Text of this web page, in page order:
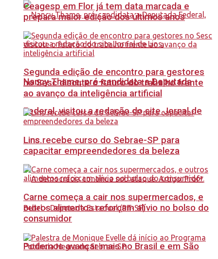
Nancy Thame, pré-candidata a Deputada
Federal, visitou a redação do site Jornal de
Lins.
Podemos avançar mais no Brasil e em São
Ceagesp em Flor já tem data marcada e
prepara maior edição dos últimos anos
Segunda edição de encontro para gestores
no Sesc discute o futuro do trabalho frente
ao avanço da inteligência artificial
Lins recebe curso do Sebrae-SP para
capacitar empreendedores da beleza
Carne começa a cair nos supermercados, e
outros alimentos reforçam alívio no bolso do
consumidor